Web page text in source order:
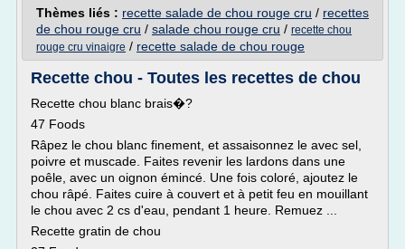
Thèmes liés : recette salade de chou rouge cru / recettes
de chou rouge cru / salade chou rouge cru / recette chou
rouge cru vinaigre / recette salade de chou rouge
Recette chou - Toutes les recettes de chou
Recette chou blanc brais�?
47 Foods
Râpez le chou blanc finement, et assaisonnez le avec sel,
poivre et muscade. Faites revenir les lardons dans une
poêle, avec un oignon émincé. Une fois coloré, ajoutez le
chou râpé. Faites cuire à couvert et à petit feu en mouillant
le chou avec 2 cs d'eau, pendant 1 heure. Remuez ...
Recette gratin de chou